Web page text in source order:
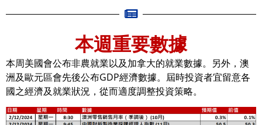
本週重要數據
本周美國會公布非農就業以及加拿大的就業數據。另外，澳
洲及歐元區會先後公布GDP經濟數據。屆時投資者宜留意各
國之經濟及就業狀況，從而適度調整投資策略。